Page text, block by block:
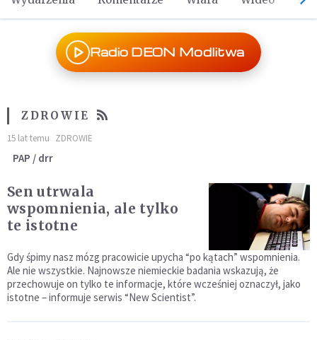
Radio DEON Modlitwa
ZDROWIE
15 lat temu ZDROWIE
PAP / drr
Sen utrwala
wspomnienia, ale tylko
te istotne
Gdy śpimy nasz mózg pracowicie upycha “po kątach” wspomnienia.
Ale nie wszystkie. Najnowsze niemieckie badania wskazują, że
przechowuje on tylko te informacje, które wcześniej oznaczył, jako
istotne – informuje serwis “New Scientist”.